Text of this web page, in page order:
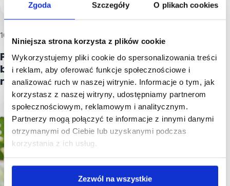
Zgoda Szczegóły O plikach cookies
Niniejsza strona korzysta z plików cookie
Wykorzystujemy pliki cookie do spersonalizowania treści
i reklam, aby oferować funkcje społecznościowe i
analizować ruch w naszej witrynie. Informacje o tym, jak
korzystasz z naszej witryny, udostępniamy partnerom
społecznościowym, reklamowym i analitycznym.
Partnerzy mogą połączyć te informacje z innymi danymi
otrzymanymi od Ciebie lub uzyskanymi podczas
korzystania z ich usług.
Zezwól na wszystkie
10 lipca, 2026
Podział mieszkania po rozwodzie – jak
bezpiecznie rozliczyć wspólny
majątek?